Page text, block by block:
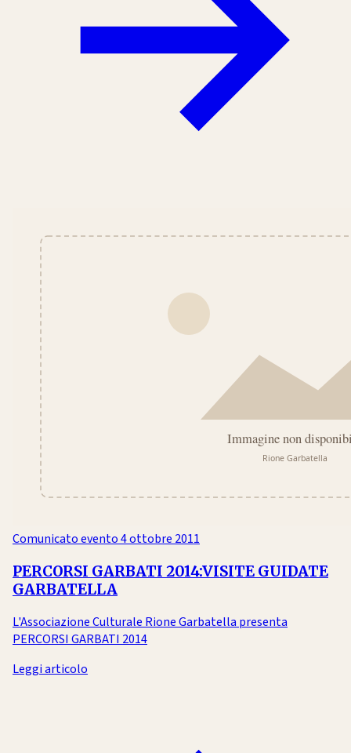
Comunicato evento4 ottobre 2011
PERCORSI GARBATI 2014:VISITE GUIDATE
GARBATELLA
L'Associazione Culturale Rione Garbatella presenta
PERCORSI GARBATI 2014
Leggi articolo